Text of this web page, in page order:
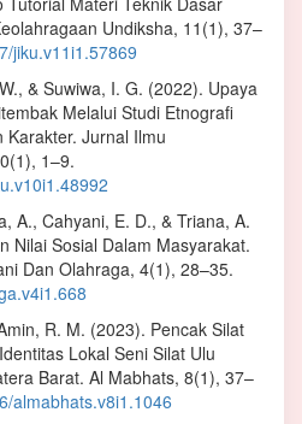
Undiksha, 11(1), 37–
jiku.v11i1.57869
& Suwiwa, I. G. (2022). Upaya
Melalui Studi Etnografi
Karakter. Jurnal Ilmu
1–9.
A., Cahyani, E. D., & Triana, A.
Nilai Sosial Dalam Masyarakat.
Dan Olahraga, 4(1), 28–35.
R. M. (2023). Pencak Silat
Lokal Seni Silat Ulu
Barat. Al Mabhats, 8(1), 37–
almabhats.v8i1.1046